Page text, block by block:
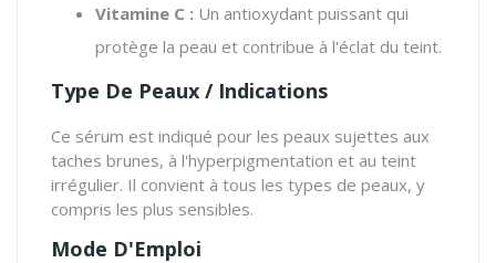
Vitamine C : Un antioxydant puissant qui
protège la peau et contribue à l'éclat du teint.
Type De Peaux / Indications
Ce sérum est indiqué pour les peaux sujettes aux
taches brunes, à l'hyperpigmentation et au teint
irrégulier. Il convient à tous les types de peaux, y
compris les plus sensibles.
Mode D'Emploi